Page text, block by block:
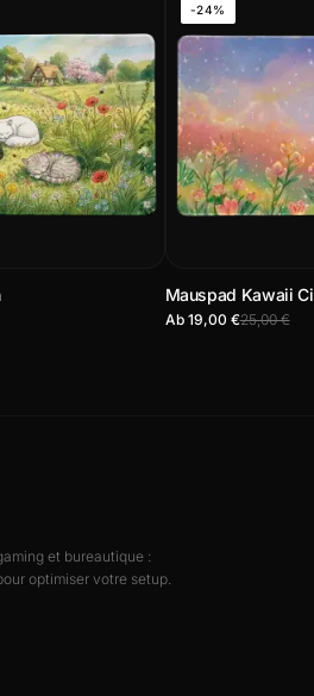
-24%
Mauspad Kawaii
Ab 19,00 €25,00 €
et bureautique :
optimiser votre setup.